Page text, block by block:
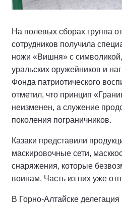
На полевых сборах группа
сотрудников получила
ножи «Вишня» с
уральских оружейников и
Фонда патриотического
отметил, что принцип
неизменен, а служение
поколения пограничников.
Казаки представили
маскировочные сети,
снаряжения, которые
воинам. Часть из них уже
В Горно-Алтайске